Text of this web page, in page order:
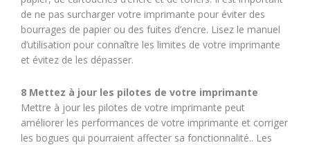
de ne pas surcharger votre imprimante pour éviter des
bourrages de papier ou des fuites d’encre. Lisez le manuel
d’utilisation pour connaître les limites de votre imprimante
et évitez de les dépasser.
8 Mettez à jour les pilotes de votre imprimante
Mettre à jour les pilotes de votre imprimante peut
améliorer les performances de votre imprimante et corriger
les bogues qui pourraient affecter sa fonctionnalité.. Les